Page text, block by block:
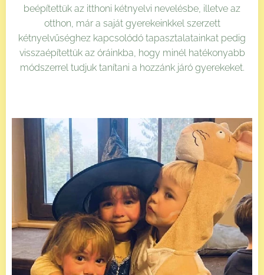
beépítettük az itthoni kétnyelvi nevelésbe, illetve az
otthon, már a saját gyerekeinkkel szerzett
kétnyelvűséghez kapcsolódó tapasztalatainkat pedig
visszaépítettük az óráinkba, hogy minél hatékonyabb
módszerrel tudjuk tanítani a hozzánk járó gyerekeket.